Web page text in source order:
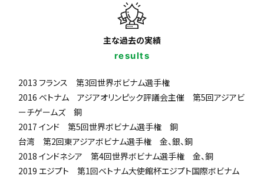
主な過去の実績
results
2013 フランス 第3回世界ボビナム選手権
2016 ベトナム アジアオリンピック評議会主催 第5回アジアビ
ーチゲームズ 銅
2017 インド 第5回世界ボビナム選手権 銅
台湾 第2回東アジアボビナム選手権 金、銀、銅
2018 インドネシア 第4回世界ボビナム選手権 金、銅
2019 エジプト 第1回ベトナム大使館杯エジプト国際ボビナム